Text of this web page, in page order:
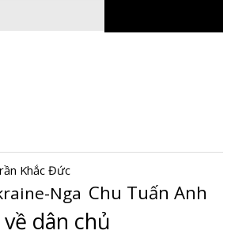
Khắc Đức
Nga Chu Tuấn Anh
dân chủ